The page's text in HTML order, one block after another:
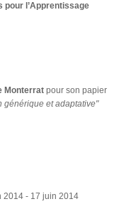
pour l’Apprentissage
Monterrat pour son papier
générique et adaptative"
2014 - 17 juin 2014